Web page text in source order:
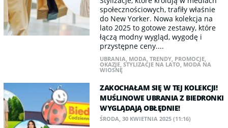
społecznościowych, trafiły właśnie
do New Yorker. Nowa kolekcja na
lato 2025 to gotowe zestawy, które
łączą modny wygląd, wygodę i
przystępne ceny....
UBRANIA, MODA,TRENDY, PROMOCJE,
OKAZJE,STYLIZACJE NA LATO, MODA NA
WIOSNĘ
ZAKOCHAŁAM SIĘ W TEJ KOLEKCJI!
MUŚLINOWE UBRANIA Z BIEDRONKI
WYGLĄDAJĄ OBŁĘDNIE!
ŚRODA, 30 KWIETNIA 2025 (11:16)